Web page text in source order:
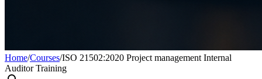
Home/Courses/ISO 21502:2020 Project management Internal
Auditor Training